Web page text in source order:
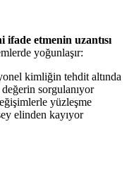
etmenin uzantısı
yoğunlaşır:
kimliğin tehdit altında
sorgulanıyor
yüzleşme
elinden kayıyor